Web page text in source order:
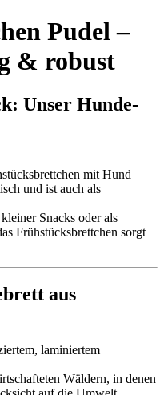
Pudel –
& robust
Unser Hunde-
mit Hund
und ist auch als
Snacks oder als
Frühstücksbrettchen sorgt
aus
laminiertem
Wäldern, in denen